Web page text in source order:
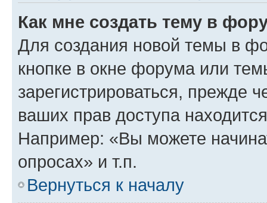
Как мне создать тему в
Для создания новой темы в
кнопке в окне форума или
зарегистрироваться, прежде
ваших прав доступа
Например: «Вы можете
опросах» и т.п.
Вернуться к началу